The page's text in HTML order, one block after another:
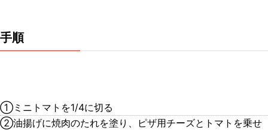
手順
①ミニトマトを1/4に切る
②油揚げに焼肉のたれを塗り、ピザ用チーズとトマトを乗せ